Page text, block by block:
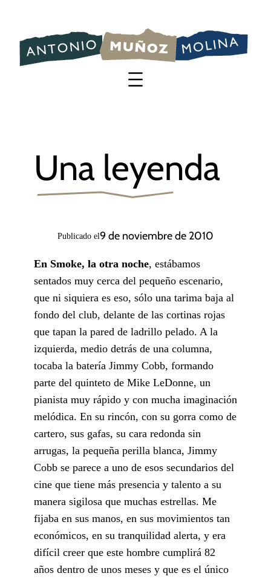
contenido
Una leyenda
Publicado el9 de noviembre de 2010
En Smoke, la otra noche, estábamos
sentados muy cerca del pequeño escenario,
que ni siquiera es eso, sólo una tarima baja al
fondo del club, delante de las cortinas rojas
que tapan la pared de ladrillo pelado. A la
izquierda, medio detrás de una columna,
tocaba la batería Jimmy Cobb, formando
parte del quinteto de Mike LeDonne, un
pianista muy rápido y con mucha imaginación
melódica. En su rincón, con su gorra como de
cartero, sus gafas, su cara redonda sin
arrugas, la pequeña perilla blanca, Jimmy
Cobb se parece a uno de esos secundarios del
cine que tiene más presencia y talento a su
manera sigilosa que muchas estrellas. Me
fijaba en sus manos, en sus movimientos tan
económicos, en su tranquilidad alerta, y era
difícil creer que este hombre cumplirá 82
años dentro de unos meses y que es el único